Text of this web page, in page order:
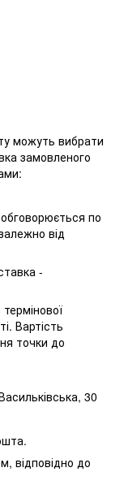
можуть вибрати
замовленого
по
від
-
Вартість
точки до
30
відповідно до